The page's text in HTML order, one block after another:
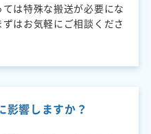
は特殊な搬送が必要にな
はお気軽にご相談くださ
影響しますか？